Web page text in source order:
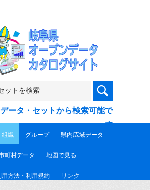
ータ・セットから検索可能で
す
組織 グループ 県内広域データ
町村データ 地図で見る
用方法・利用規約 リンク